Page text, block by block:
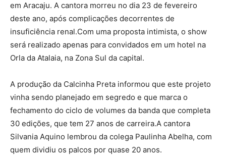
em Aracaju. A cantora morreu no dia 23 de fevereiro
deste ano, após complicações decorrentes de
insuficiência renal.Com uma proposta intimista, o show
será realizado apenas para convidados em um hotel na
Orla da Atalaia, na Zona Sul da capital.
A produção da Calcinha Preta informou que este projeto
vinha sendo planejado em segredo e que marca o
fechamento do ciclo de volumes da banda que completa
30 edições, que tem 27 anos de carreira.A cantora
Silvania Aquino lembrou da colega Paulinha Abelha, com
quem dividiu os palcos por quase 20 anos.